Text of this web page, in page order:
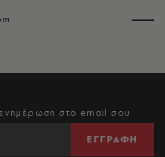
ενημέρωση στο email σου
ΕΓΓΡΑΦΗ